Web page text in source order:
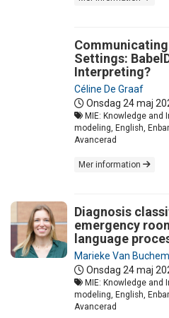
Settings:
Interpreting?
Céline De Graaf
Onsdag 24 maj
MIE: Knowledge and
modeling, English,
Avancerad
Mer information
Diagnosis
emergency
language
Marieke Van Buchem
Onsdag 24 maj
MIE: Knowledge and
modeling, English,
Avancerad